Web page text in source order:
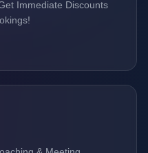
Immediate Discounts